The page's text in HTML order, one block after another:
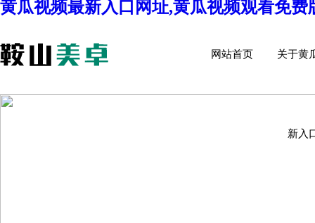
黄瓜视频最新入口网址,黄瓜视频观看免
网站首页 关于黄
新入